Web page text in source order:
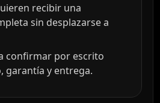
recibir una
sin desplazarse a
confirmar por escrito
garantía y entrega.